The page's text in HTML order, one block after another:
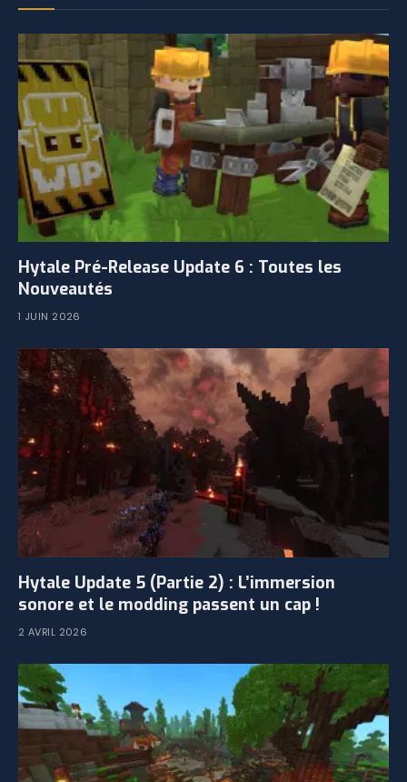
Hytale Pré-Release Update 6 : Toutes les
Nouveautés
1 JUIN 2026
Hytale Update 5 (Partie 2) : L’immersion
sonore et le modding passent un cap !
2 AVRIL 2026